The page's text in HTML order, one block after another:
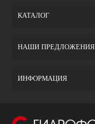
КАТАЛОГ
НАШИ ПРЕДЛОЖЕНИЯ
ИНФОРМАЦИЯ